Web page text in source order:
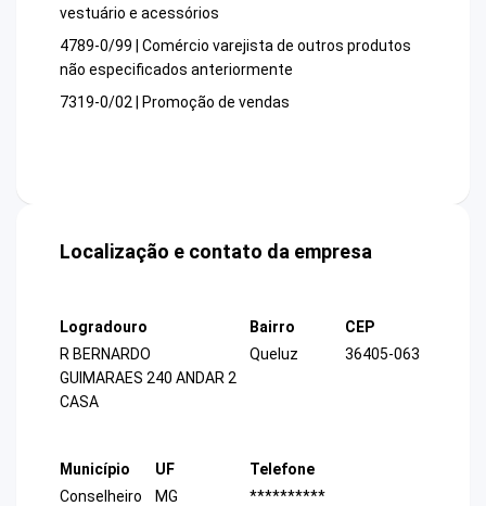
vestuário e acessórios
4789-0/99 | Comércio varejista de outros produtos
não especificados anteriormente
7319-0/02 | Promoção de vendas
Localização e contato da empresa
Logradouro
R BERNARDO
GUIMARAES 240 ANDAR 2
CASA
Bairro
Queluz
CEP
36405-063
Município
Conselheiro
UF
MG
Telefone
**********